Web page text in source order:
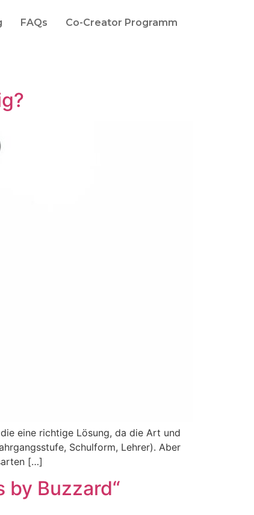
FAQs Co-Creator Programm
eine richtige Lösung, da die Art und
Schulform, Lehrer). Aber
[…]
Buzzard“